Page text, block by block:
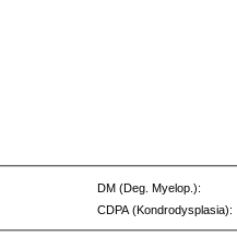
DM (Deg. Myelop.):
CDPA (Kondrodysplasia):